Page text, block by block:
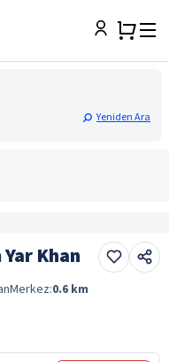
Yeniden Ara
Khan
Merkez:0.6 km